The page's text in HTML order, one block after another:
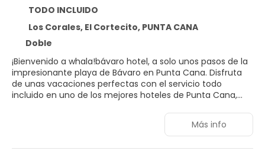
TODO INCLUIDO
Los Corales, El Cortecito, PUNTA CANA
Doble
¡Bienvenido a whala!bávaro hotel, a solo unos pasos de la
impresionante playa de Bávaro en Punta Cana. Disfruta
de unas vacaciones perfectas con el servicio todo
incluido en uno de los mejores hoteles de Punta Cana,
comodidades a tu disposición, y relájate en el idílico
Más info